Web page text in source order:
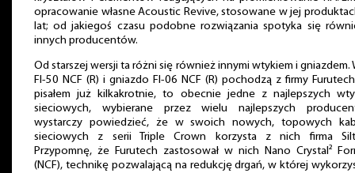
opracowanie własne Acoustic Revive, stosowane w jej
lat; od jakiegoś czasu podobne rozwiązania spotyka się
innych producentów.
Od starszej wersji ta różni się również innymi wtykiem i gniazdem.
FI-50 NCF (R) i gniazdo FI-06 NCF (R) pochodzą z firmy
pisałem już kilkakrotnie, to obecnie jedne z najlepszych
sieciowych, wybierane przez wielu najlepszych
wystarczy powiedzieć, że w swoich nowych, topowych
sieciowych z serii Triple Crown korzysta z nich firma
Przypomnę, że Furutech zastosował w nich Nano Crystal²
(NCF), technikę pozwalającą na redukcję drgań, w której